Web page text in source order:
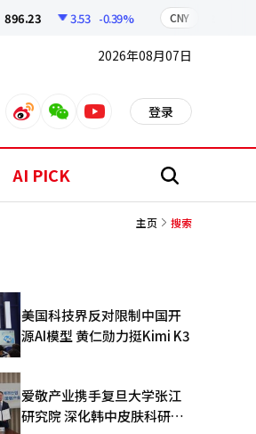
896.23 3.53 -0.39% CNY
2026年08月07日
weiboweixinyoutube 登录
AI PICK 搜
主页 搜索
美国科技界反对限制中国开
源AI模型 黄仁勋力挺Kimi K3
爱敬产业携手复旦大学张江
研究院 深化韩中皮肤科研合